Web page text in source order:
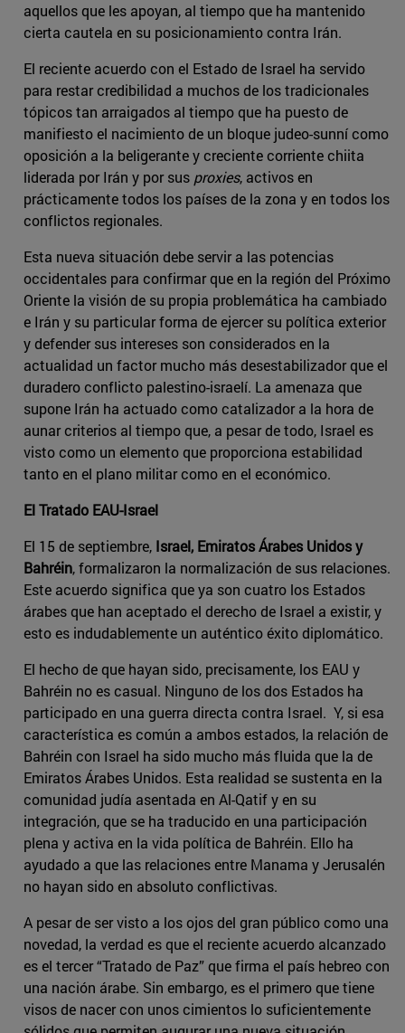
aquellos que les apoyan, al tiempo que ha mantenido
cierta cautela en su posicionamiento contra Irán.
El reciente acuerdo con el Estado de Israel ha servido
para restar credibilidad a muchos de los tradicionales
tópicos tan arraigados al tiempo que ha puesto de
manifiesto el nacimiento de un bloque judeo-sunní como
oposición a la beligerante y creciente corriente chiita
liderada por Irán y por sus proxies, activos en
prácticamente todos los países de la zona y en todos los
conflictos regionales.
Esta nueva situación debe servir a las potencias
occidentales para confirmar que en la región del Próximo
Oriente la visión de su propia problemática ha cambiado
e Irán y su particular forma de ejercer su política exterior
y defender sus intereses son considerados en la
actualidad un factor mucho más desestabilizador que el
duradero conflicto palestino-israelí. La amenaza que
supone Irán ha actuado como catalizador a la hora de
aunar criterios al tiempo que, a pesar de todo, Israel es
visto como un elemento que proporciona estabilidad
tanto en el plano militar como en el económico.
El Tratado EAU-Israel
El 15 de septiembre, Israel, Emiratos Árabes Unidos y
Bahréin, formalizaron la normalización de sus relaciones.
Este acuerdo significa que ya son cuatro los Estados
árabes que han aceptado el derecho de Israel a existir, y
esto es indudablemente un auténtico éxito diplomático.
El hecho de que hayan sido, precisamente, los EAU y
Bahréin no es casual. Ninguno de los dos Estados ha
participado en una guerra directa contra Israel. Y, si esa
característica es común a ambos estados, la relación de
Bahréin con Israel ha sido mucho más fluida que la de
Emiratos Árabes Unidos. Esta realidad se sustenta en la
comunidad judía asentada en Al-Qatif y en su
integración, que se ha traducido en una participación
plena y activa en la vida política de Bahréin. Ello ha
ayudado a que las relaciones entre Manama y Jerusalén
no hayan sido en absoluto conflictivas.
A pesar de ser visto a los ojos del gran público como una
novedad, la verdad es que el reciente acuerdo alcanzado
es el tercer “Tratado de Paz” que firma el país hebreo con
una nación árabe. Sin embargo, es el primero que tiene
visos de nacer con unos cimientos lo suficientemente